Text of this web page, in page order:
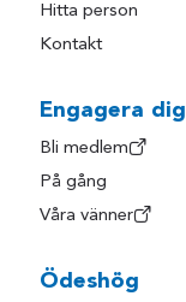
Hitta person
Kontakt
Engagera dig
Bli medlem
På gång
Våra vänner
Ödeshög